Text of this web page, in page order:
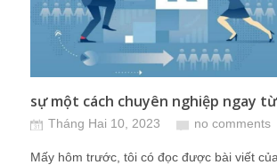
sự một cách chuyên nghiệp ngay
Tháng Hai 10, 2023 no comments
Mấy hôm trước, tôi có đọc được bài viết